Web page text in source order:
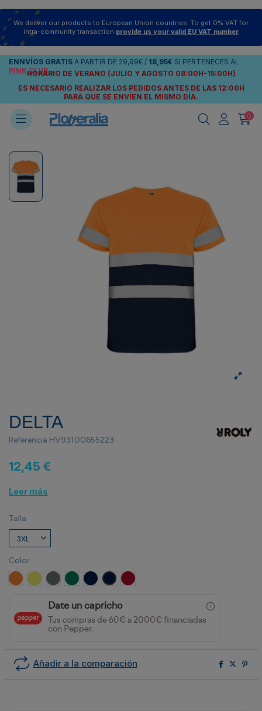
We deliver our products to European Union countries. To get 0% VAT for
intra-community transaction provide us your valid EU VAT number
ENNVÍOS GRATIS A PARTIR DE 29,99€ / 18,95€ SI PERTENECES AL
PINK CLUB
HORARIO DE VERANO (JULIO Y AGOSTO 08:00H-15:00H)
ES NECESARIO REALIZAR LOS PEDIDOS ANTES DE LAS 12:00H
PARA QUE SE ENVÍEN EL MISMO DÍA.
0
DELTA
Referencia HV93100655223
12,45 €
Leer más
Talla
Color
NARANJA FLUOR
AMARILLO FLUOR
PLOMO/AMARILLO FLUOR
VERDE JARDÍN/AMARILLO FLÚOR
MARINO/AMARILLO FLUOR
MARINO/NARANJA FLUOR
ROJO LABORAL/AMARILLO FLÚOR
Date un capricho
Tus compras de 60€ a 2000€ financiadas
con Pepper.
Añadir a la comparación